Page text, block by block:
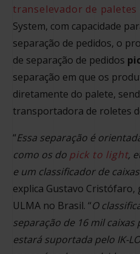
transelevador de paletes
System, com capacidade
separação de pedidos, o
de separação de pedidos
separação em que os
diretamente do palete,
transportadora de roletes
“Essa separação é
como os do pick to light,
e um classificador de
explica Gustavo Cristófaro,
ULMA no Brasil. “O
separação de 16 mil
estará suportada pelo IK-